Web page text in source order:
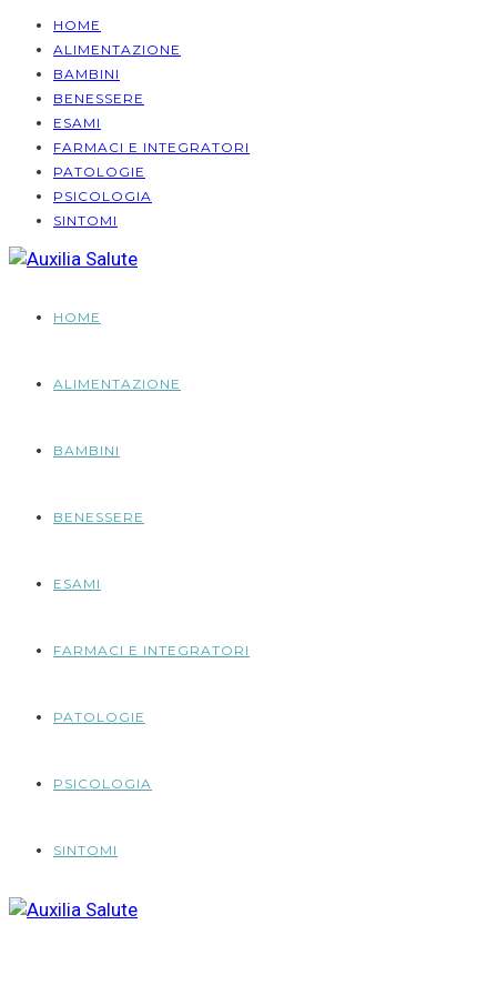
HOME
ALIMENTAZIONE
BAMBINI
BENESSERE
ESAMI
FARMACI E INTEGRATORI
PATOLOGIE
PSICOLOGIA
SINTOMI
HOME
ALIMENTAZIONE
BAMBINI
BENESSERE
ESAMI
FARMACI E INTEGRATORI
PATOLOGIE
PSICOLOGIA
SINTOMI